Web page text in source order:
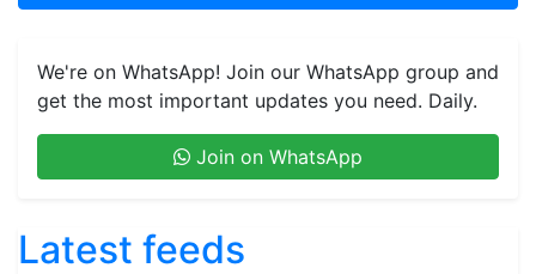
We're on WhatsApp! Join our WhatsApp group and
get the most important updates you need. Daily.
Join on WhatsApp
Latest feeds